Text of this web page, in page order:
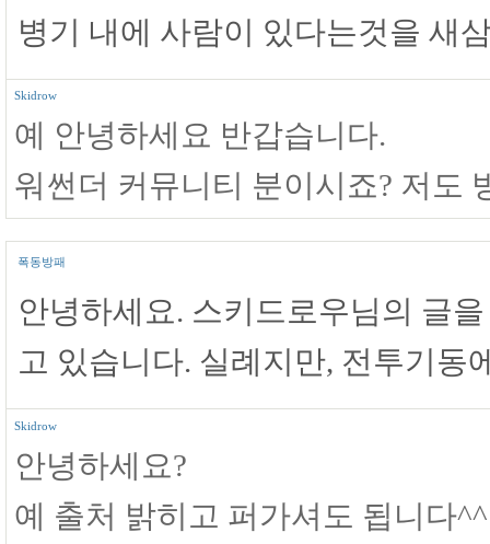
병기 내에 사람이 있다는것을 새
Skidrow
예 안녕하세요 반갑습니다.
워썬더 커뮤니티 분이시죠? 저도
폭동방패
안녕하세요. 스키드로우님의 글
고 있습니다. 실례지만, 전투기동
Skidrow
안녕하세요?
예 출처 밝히고 퍼가셔도 됩니다^^